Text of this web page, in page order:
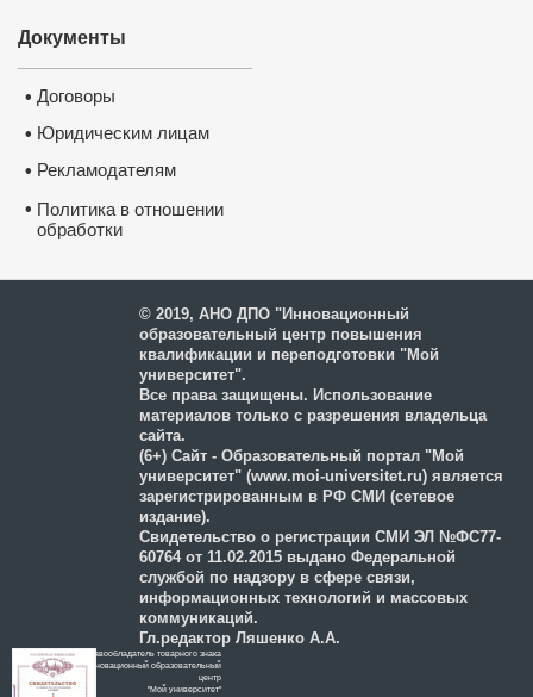
Документы
• Договоры
• Юридическим лицам
• Рекламодателям
• Политика в отношении
обработки
© 2019, АНО ДПО "Инновационный
образовательный центр повышения
квалификации и переподготовки "Мой
университет".
Все права защищены. Использование
материалов только с разрешения владельца
сайта.
(6+) Сайт - Образовательный портал "Мой
университет" (www.moi-universitet.ru) является
зарегистрированным в РФ СМИ (сетевое
издание).
Свидетельство о регистрации СМИ ЭЛ №ФС77-
60764 от 11.02.2015 выдано Федеральной
службой по надзору в сфере связи,
информационных технологий и массовых
коммуникаций.
Гл.редактор Ляшенко А.А.
Правообладатель товарного знака
Инновационный образовательный
цeнтр
"Мой университет"